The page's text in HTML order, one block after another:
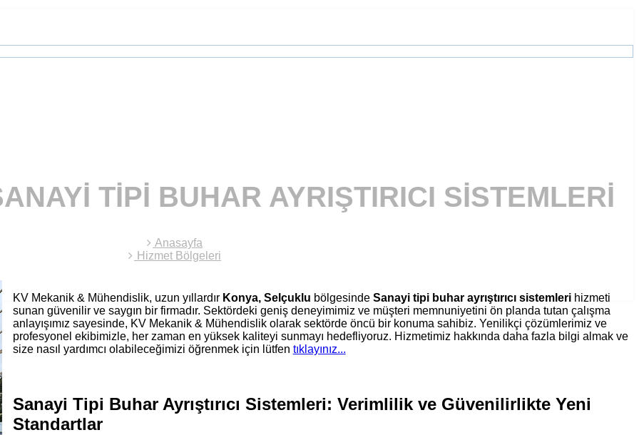
TIPI BUHAR AYRIŞTIRICI SISTEMLERI
Anasayfa
Hizmet Bölgeleri
KV Mekanik & Mühendislik, uzun yıllardır Konya, Selçuklu bölgesinde Sanayi tipi buhar ayrıştırıcı sistemlerihizmeti
sunan güvenilir ve saygın bir firmadır. Sektördeki geniş deneyimimiz ve müşteri memnuniyetini ön planda tutan çalışma
anlayışımız sayesinde, KV Mekanik & Mühendislik olarak sektörde öncü bir konuma sahibiz. Yenilikçi çözümlerimiz ve
profesyonel ekibimizle, her zaman en yüksek kaliteyi sunmayı hedefliyoruz. Hizmetimiz hakkında daha fazla bilgi almak ve
size nasıl yardımcı olabileceğimizi öğrenmek için lütfen tıklayınız...
Sanayi Tipi Buhar Ayrıştırıcı Sistemleri: Verimlilik ve Güvenilirlikte Yeni
Standartlar